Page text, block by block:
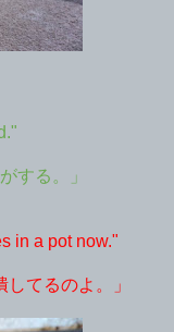
する。」
in a pot now."
てるのよ。」